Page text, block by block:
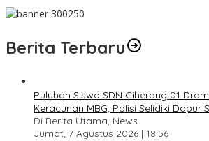
Berita Terbaru
Puluhan Siswa SDN Ciherang 01
Keracunan MBG, Polisi Selidiki Dapur
Di Berita Utama, News
Jumat, 7 Agustus 2026 | 18:56